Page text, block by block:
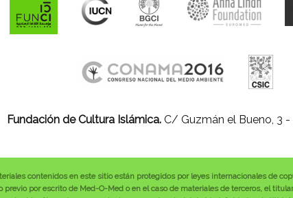
Fundación de Cultura Islámica.C/ Guzmán el Bueno, 3 -
contenidos en este sitio están protegidos por leyes internacionales de
previo por escrito de Med-O-Med o en el caso de materiales de terceros, el